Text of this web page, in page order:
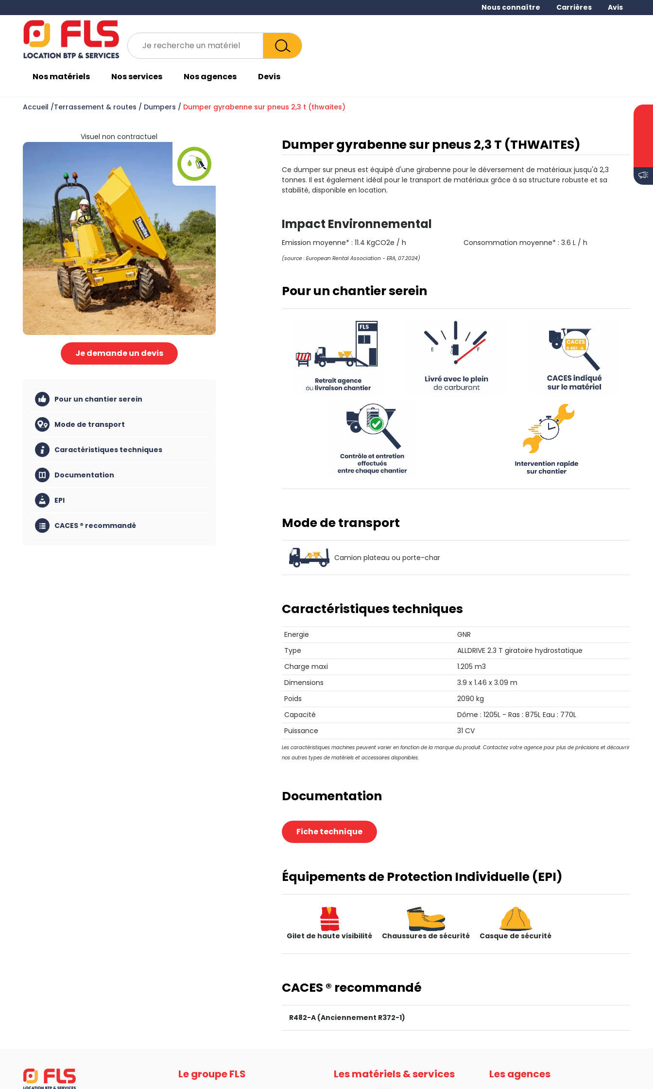
Nous connaître Carrières Avis
Nos matériels
Espaces verts
Énergie et installation industrielle
LES MATÉRIELS VERTSNos services Nos agences Devis
Accueil /Terrassement & routes / Dumpers / Dumper gyrabenne sur pneus 2,3 t (thwaites)
Visuel non contractuel
Je demande un devis
Pour un chantier serein
Mode de transport
Caractéristiques techniques
Documentation
EPI
CACES ® recommandé
Dumper gyrabenne sur pneus 2,3 T (THWAITES)
Ce dumper sur pneus est équipé d'une girabenne pour le déversement de matériaux jusqu'à 2,3
tonnes. Il est également idéal pour le transport de matériaux grâce à sa structure robuste et sa
stabilité, disponible en location.
Impact Environnemental
Emission moyenne* : 11.4 KgCO2e / h Consommation moyenne* : 3.6 L / h
(source : European Rental Association - ERA, 07.2024)
Pour un chantier serein
Mode de transport
Camion plateau ou porte-char
Caractéristiques techniques
Energie
GNR
Type
ALLDRIVE 2.3 T giratoire hydrostatique
Charge maxi
1.205 m3
Dimensions
3.9 x 1.46 x 3.09 m
Poids
2090 kg
Capacité
Dôme : 1205L - Ras : 875L Eau : 770L
Puissance
31 CV
Les caractéristiques machines peuvent varier en fonction de la marque du produit. Contactez votre agence pour plus de précisions et découvrir
nos autres types de matériels et accessoires disponibles.
Documentation
Fiche technique
Équipements de Protection Individuelle (EPI)
Gilet de haute visibilité Chaussures de sécurité Casque de sécurité
CACES ® recommandé
R482-A (Anciennement R372-1)
Le groupe FLS Les matériels & services Les agences